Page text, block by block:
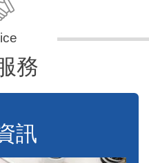
務
訊